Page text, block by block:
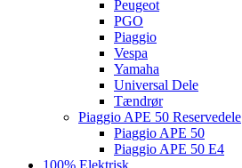
Peugeot
PGO
Piaggio
Vespa
Yamaha
Universal Dele
Tændrør
Piaggio APE 50 Reservedele
Piaggio APE 50
Piaggio APE 50 E4
100% Elektrisk